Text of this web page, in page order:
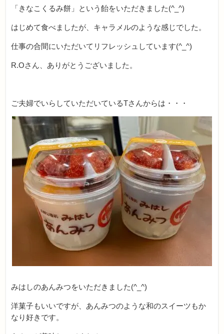
「きなこくるみ餅」という飴をいただきました(^_^)
はじめて食べましたが、キャラメルのような感じでした。
仕事の合間にいただいてリフレッシュしています(^_^)
R.Oさん、ありがとうございました。
ご夫婦でいらしていただいているTさんからは・・・
みはしのあんみつをいただきました(^_^)
洋菓子もいいですが、あんみつのような和のスイーツもか
なり好きです。